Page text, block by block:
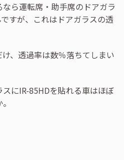
ら運転席・助手席のドアガラ
すが、これはドアガラスの透
、透過率は数％落ちてしまい
にIR-85HDを貼れる車はほぼ